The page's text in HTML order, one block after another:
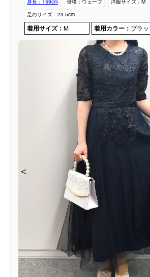
足のサイズ： 23.5cm
着用サイズ： M 着用カラー： ブラ
＜
＜
＜
＜
＜